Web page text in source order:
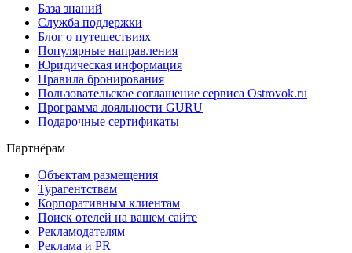
База знаний
Служба поддержки
Блог о путешествиях
Популярные направления
Юридическая информация
Правила бронирования
Пользовательское соглашение сервиса Ostrovok.ru
Программа лояльности GURU
Подарочные сертификаты
Партнёрам
Объектам размещения
Турагентствам
Корпоративным клиентам
Поиск отелей на вашем сайте
Рекламодателям
Реклама и PR